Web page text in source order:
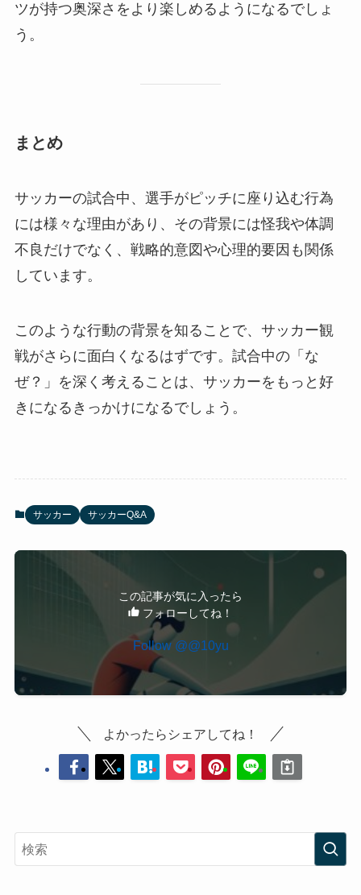
ツが持つ奥深さをより楽しめるようになるでしょ
う。
まとめ
サッカーの試合中、選手がピッチに座り込む行為
には様々な理由があり、その背景には怪我や体調
不良だけでなく、戦略的意図や心理的要因も関係
しています。
このような行動の背景を知ることで、サッカー観
戦がさらに面白くなるはずです。試合中の「な
ぜ？」を深く考えることは、サッカーをもっと好
きになるきっかけになるでしょう。
サッカー サッカーQ&A
この記事が気に入ったら
フォローしてね！
Follow @@10yu
よかったらシェアしてね！